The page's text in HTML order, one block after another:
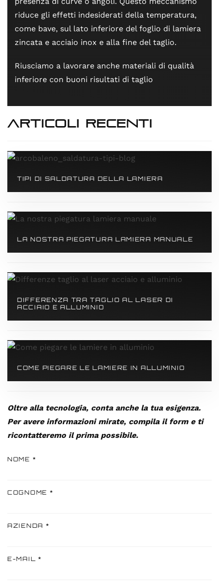
riduce gli effetti indesiderati della temperatura,
come bave, sul lato inferiore del foglio di lamiera
zincata e acciaio inox e alla fine del taglio.
Riusciamo a lavorare anche materiali di qualità
inferiore con buoni risultati di taglio
articoli recenti
TIPI DI SALDATURA DELLA LAMIERA
LA NOSTRA PIEGATURA LAMIERA MANUALE
DIFFERENZA TRA TAGLIO AL LASER DI
ACCIAIO E ALLUMINIO
COME PIEGARE LE LAMIERE IN ALLUMINIO
Oltre alla tecnologia, conta anche la tua esigenza.
Per avere informazioni mirate, compila il form e ti
ricontatteremo il prima possibile.
NOME *
COGNOME *
AZIENDA *
E-MAIL *